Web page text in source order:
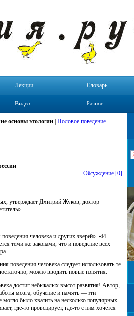
Лекции Словарь
Видео Разное
основы этологии| Половое поведение
Обсуждение [0]
утверждает Дмитрий Жуков, доктор
человека и других зверей». «И
теми же законами, что и поведение всех
поведения человека следует использовать те
можно вводить новые понятия.
достиг небывалых высот развития! Автор,
мозга, обучение и память — эти
было хватить на несколько популярных
где-то провоцирует, где-то с ним хочется